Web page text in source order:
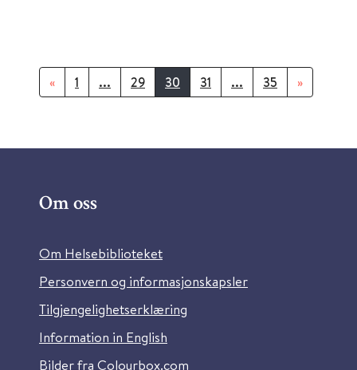
« 1 ... 29 30 31 ... 35 »
Om oss
Om Helsebiblioteket
Personvern og informasjonskapsler
Tilgjengelighetserklæring
Information in English
Bilder fra Colourbox.com